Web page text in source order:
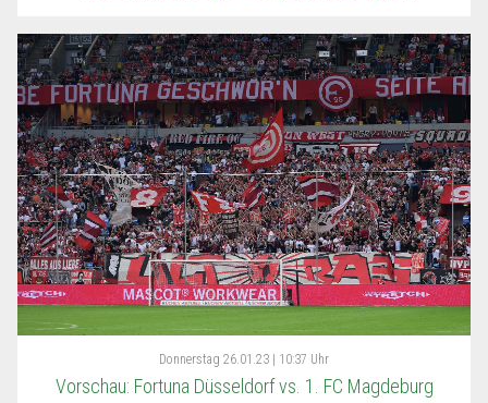
Donnerstag 26.01.23 | 10:37 Uhr
Vorschau: Fortuna Düsseldorf vs. 1. FC Magdeburg